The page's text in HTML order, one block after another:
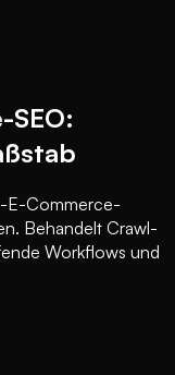
E-Commerce-
Behandelt Crawl-
Workflows und